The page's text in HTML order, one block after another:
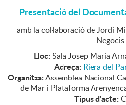
Presentació del
amb la col·laboració de Jordi
Negocis
Lloc: Sala Josep Maria
Adreça: Riera del
Organitza:Assemblea Nacional
de Mar i Plataforma
Tipus d'acte: